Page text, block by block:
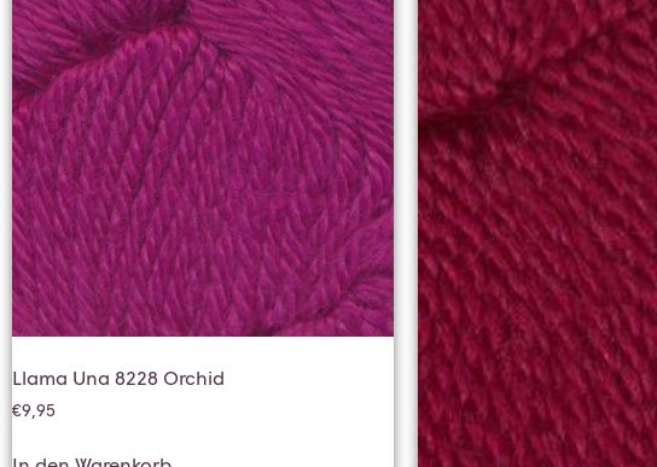
Llama Una 8228 Orchid
€9,95